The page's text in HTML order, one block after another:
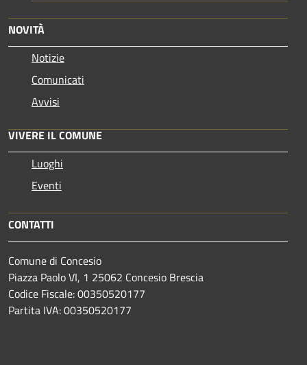
NOVITÀ
Notizie
Comunicati
Avvisi
VIVERE IL COMUNE
Luoghi
Eventi
CONTATTI
Comune di Concesio
Piazza Paolo VI, 1 25062 Concesio Brescia
Codice Fiscale: 00350520177
Partita IVA: 00350520177